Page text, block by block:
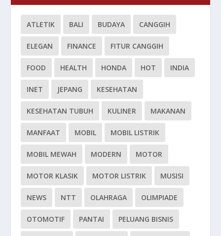
ATLETIK BALI BUDAYA CANGGIH
ELEGAN FINANCE FITUR CANGGIH
FOOD HEALTH HONDA HOT INDIA
INET JEPANG KESEHATAN
KESEHATAN TUBUH KULINER MAKANAN
MANFAAT MOBIL MOBIL LISTRIK
MOBIL MEWAH MODERN MOTOR
MOTOR KLASIK MOTOR LISTRIK MUSISI
NEWS NTT OLAHRAGA OLIMPIADE
OTOMOTIF PANTAI PELUANG BISNIS